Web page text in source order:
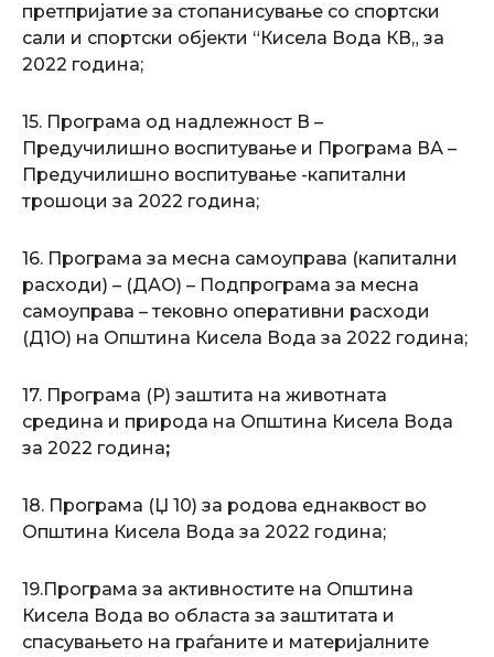
претпријатие за стопанисување со спортски
сали и спортски објекти “Кисела Вода КВ„ за
2022 година;
15. Програма од надлежност В –
Предучилишно воспитување и Програма ВА –
Предучилишно воспитување -капитални
трошоци за 2022 година;
16. Програма за месна самоуправа (капитални
расходи) – (ДАО) – Подпрограма за месна
самоуправа – тековно оперативни расходи
(Д1О) на Општина Кисела Вода за 2022 година;
17. Програма (Р) заштита на животната
средина и природа на Општина Кисела Вода
за 2022 година;
18. Програма (Џ 10) за родова еднаквост во
Општина Кисела Вода за 2022 година;
19.Програма за активностите на Општина
Кисела Вода во областа за заштитата и
спасувањето на граѓаните и материјалните